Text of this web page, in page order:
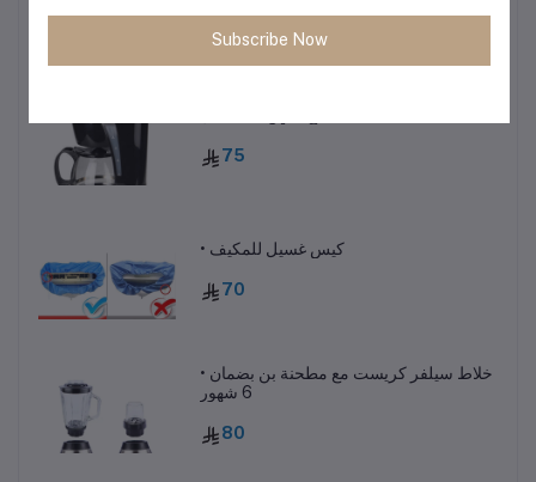
85
75
• كيس غسيل للمكيف
70
• خلاط سيلفر كريست مع مطحنة بن بضمان
6 شهور
80
Subscribe Now